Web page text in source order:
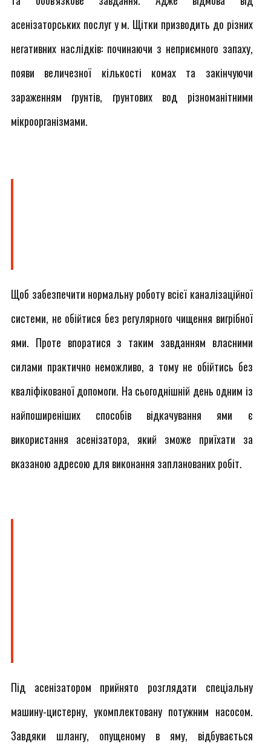
асенізаторських послуг у м. Щітки призводить до різних
негативних наслідків: починаючи з неприємного запаху,
появи величезної кількості комах та закінчуючи
зараженням ґрунтів, ґрунтових вод різноманітними
мікроорганізмами.
Щоб забезпечити нормальну роботу всієї каналізаційної
системи, не обійтися без регулярного чищення вигрібної
ями. Проте впоратися з таким завданням власними
силами практично неможливо, а тому не обійтись без
кваліфікованої допомоги. На сьогоднішній день одним із
найпоширеніших способів відкачування ями є
використання асенізатора, який зможе приїхати за
вказаною адресою для виконання запланованих робіт.
Під асенізатором прийнято розглядати спеціальну
машину-цистерну, укомплектовану потужним насосом.
Завдяки шлангу, опущеному в яму, відбувається